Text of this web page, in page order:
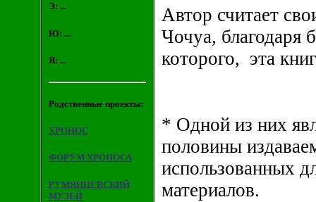
Э: ...
Ю: ...
Я: ...
Родственные проекты:
ХРОНОС
ФОРУМ ХРОНОСА
РУМЯНЦЕВСКИЙ
МУЗЕЙ
Автор считает
Чочуа, благодаря
которого, эта
* Одной из них
половины
использованных
материалов.